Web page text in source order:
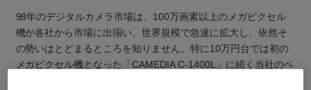
98年のデジタルカメラ市場は、100万画素以上のメガピクセル
機が各社から市場に出揃い、世界規模で急速に拡大し、依然そ
の勢いはとどまるところを知りません。特に10万円台では初の
メガピクセル機となった「CAMEDIA C-1400L」に続く当社のベ